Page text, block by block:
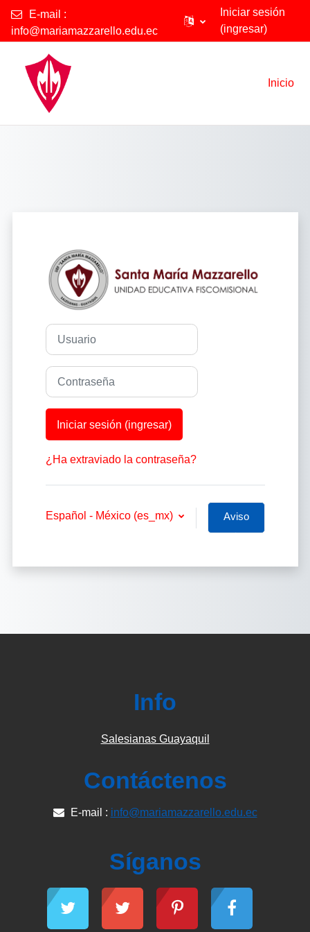
E-mail :
info@mariamazzarello.edu.ec
Iniciar sesión
(ingresar)
Inicio
Usuario
Contraseña
Iniciar sesión (ingresar)
¿Ha extraviado la contraseña?
Español - México ‎(es_mx)‎
Aviso
Info
Salesianas Guayaquil
Contáctenos
E-mail : info@mariamazzarello.edu.ec
Síganos